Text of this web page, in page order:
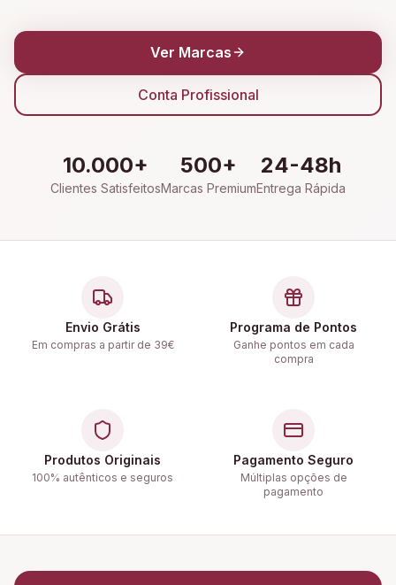
Ver Marcas
Conta Profissional
10.000+
Clientes Satisfeitos
500+
Marcas Premium
24-48h
Entrega Rápida
Envio Grátis
Em compras a partir de 39€
Programa de Pontos
Ganhe pontos em cada
compra
Produtos Originais
100% autênticos e seguros
Pagamento Seguro
Múltiplas opções de
pagamento